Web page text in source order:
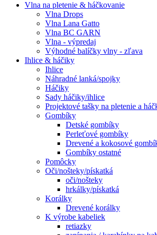
Vlna na pletenie & háčkovanie
Vlna Drops
Vlna Lana Gatto
Vlna BC GARN
Vlna - výpredaj
Výhodné balíčky vlny - zľava
Ihlice & háčiky
Ihlice
Náhradné lanká/spojky
Háčiky
Sady háčiky/ihlice
Projektové tašky na pletenie a
Gombíky
Detské gombíky
Perleťové gombíky
Drevené a kokosové
Gombíky ostatné
Pomôcky
Oči/nošteky/pískatká
oči/nošteky
hrkálky/pískatká
Korálky
Drevené korálky
K výrobe kabeliek
retiazky